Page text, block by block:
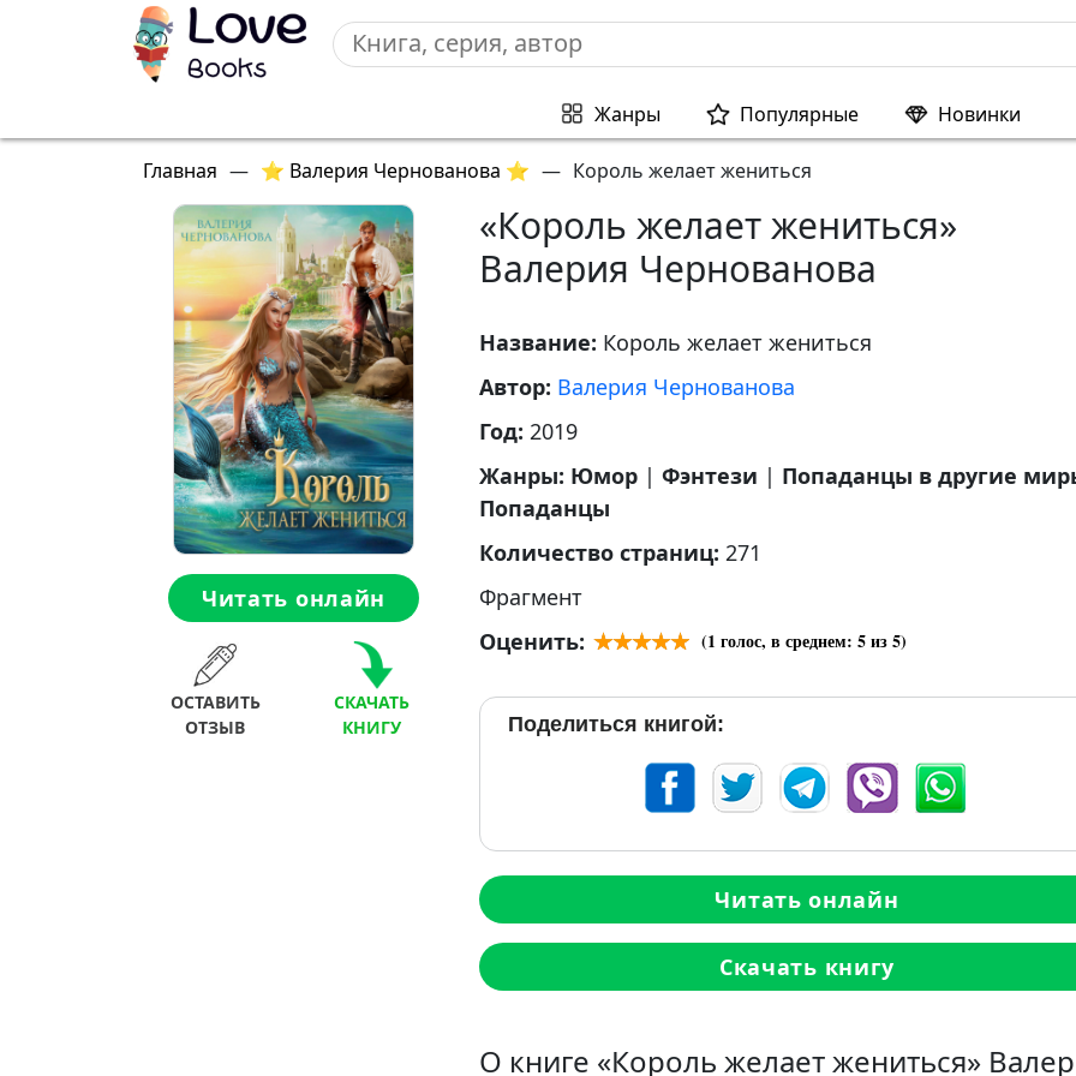
Жанры Популярные Новинки
Главная — ⭐ Валерия Чернованова ⭐ — Король желает жениться
Читать онлайн
ОСТАВИТЬ
ОТЗЫВ
СКАЧАТЬ
КНИГУ
«Король желает жениться»
Валерия Чернованова
Название: Король желает жениться
Автор: Валерия Чернованова
Год: 2019
Жанры: Юмор | Фэнтези | Попаданцы в другие
Попаданцы
Количество страниц: 271
Фрагмент
Оценить:
(1 голос, в среднем: 5из 5)
Поделиться книгой:
Читать онлайн
Скачать книгу
О книге «Король желает жениться»